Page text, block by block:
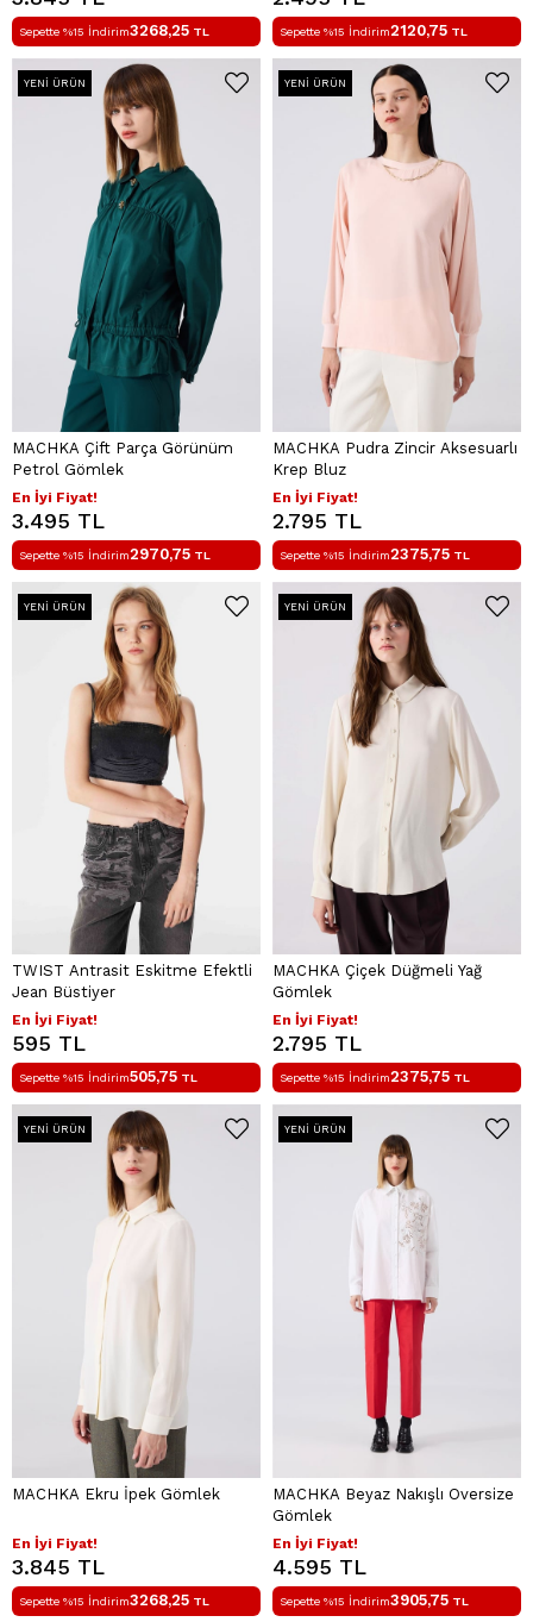
Sepette %15 İndirim3268,25 TL Sepette %15 İndirim2120,75 TL
YENI ÜRÜN
MACHKA Çift Parça Görünüm
Petrol Gömlek
En İyi Fiyat!
3.495 TL
Sepette %15 İndirim2970,75 TL
YENI ÜRÜN
MACHKA Pudra Zincir Aksesuarlı
Krep Bluz
En İyi Fiyat!
2.795 TL
Sepette %15 İndirim2375,75 TL
YENI ÜRÜN
TWIST Antrasit Eskitme Efektli
Jean Büstiyer
En İyi Fiyat!
595 TL
Sepette %15 İndirim505,75 TL
YENI ÜRÜN
MACHKA Çiçek Düğmeli Yağ
Gömlek
En İyi Fiyat!
2.795 TL
Sepette %15 İndirim2375,75 TL
YENI ÜRÜN
MACHKA Ekru İpek Gömlek
En İyi Fiyat!
3.845 TL
Sepette %15 İndirim3268,25 TL
YENI ÜRÜN
MACHKA Beyaz Nakışlı Oversize
Gömlek
En İyi Fiyat!
4.595 TL
Sepette %15 İndirim3905,75 TL